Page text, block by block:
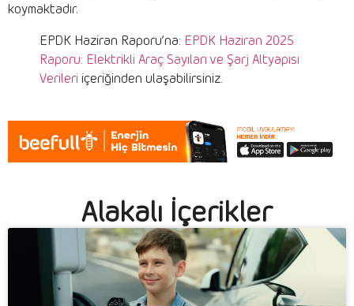
koymaktadır.
EPDK Haziran Raporu’na: EPDK Haziran 2025
Raporu: Elektrikli Araç Sayıları ve Şarj Altyapısı
Verileri içeriğinden ulaşabilirsiniz.
Alakalı İçerikler